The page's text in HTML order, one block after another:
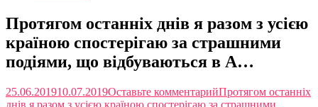
Протягом останніх днів я разом з усією
країною спостерігаю за страшними
подіями, що відбуваються в А…
25.06.201910.07.2019Оставьте комментарийПротягом останніх
днів я разом з усією країною спостерігаю за страшними